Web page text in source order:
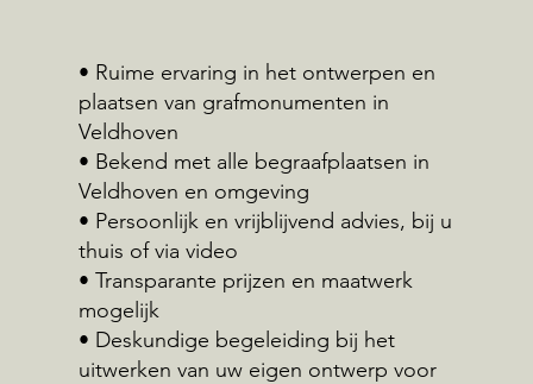
• Ruime ervaring in het ontwerpen en
plaatsen van grafmonumenten in
Veldhoven
• Bekend met alle begraafplaatsen in
Veldhoven en omgeving
• Persoonlijk en vrijblijvend advies, bij u
thuis of via video
• Transparante prijzen en maatwerk
mogelijk
• Deskundige begeleiding bij het
uitwerken van uw eigen ontwerp voor